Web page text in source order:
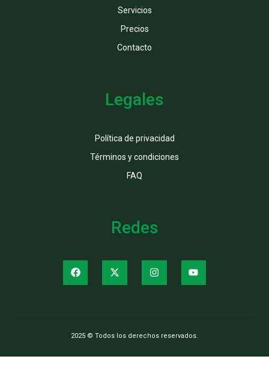
Servicios
Precios
Contacto
Legales
Política de privacidad
Términos y condiciones
FAQ
Redes
2025 © Todos los derechos reservados.